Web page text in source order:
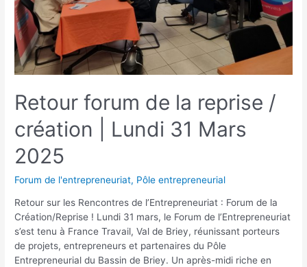
Retour forum de la reprise /
création | Lundi 31 Mars
2025
Forum de l'entrepreneuriat, Pôle entrepreneurial
Retour sur les Rencontres de l’Entrepreneuriat : Forum de la
Création/Reprise ! Lundi 31 mars, le Forum de l’Entrepreneuriat
s’est tenu à France Travail, Val de Briey, réunissant porteurs
de projets, entrepreneurs et partenaires du Pôle
Entrepreneurial du Bassin de Briey. Un après-midi riche en